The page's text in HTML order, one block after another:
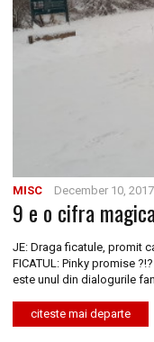
MISC December 10, 2017
9 e o cifra magica
JE: Draga ficatule, promit
FICATUL: Pinky promise
este unul din dialogurile
citeste mai departe